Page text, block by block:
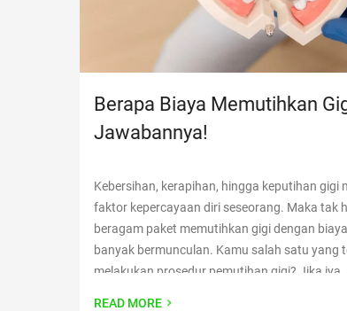
Berapa Biaya Memutihkan
Jawabannya!
Kebersihan, kerapihan, hingga keputihan gigi
faktor kepercayaan diri seseorang. Maka tak
beragam paket memutihkan gigi dengan
banyak bermunculan. Kamu salah satu yang
melakukan prosedur pemutihan gigi? Jika
READ MORE